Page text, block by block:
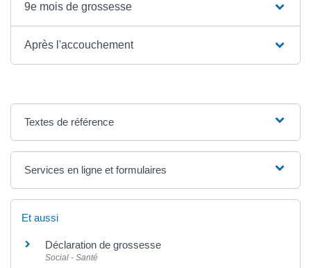
9e mois de grossesse
Après l'accouchement
Textes de référence
Services en ligne et formulaires
Et aussi
Déclaration de grossesse
Social - Santé